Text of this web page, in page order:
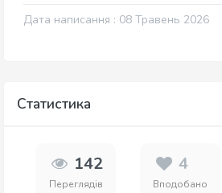
Дата написання : 08 Травень 2026
Статистика
142
Переглядів
4
Вподобано